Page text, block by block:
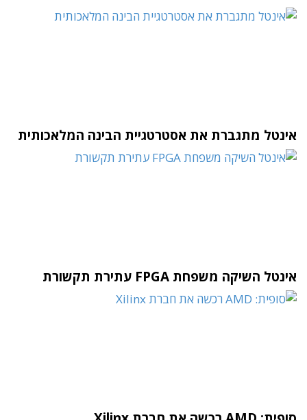
אינטל מתגברת את אסטרטגיית הבינה המלאכותית
אינטל השיקה משפחת FPGA עתירת תקשורת